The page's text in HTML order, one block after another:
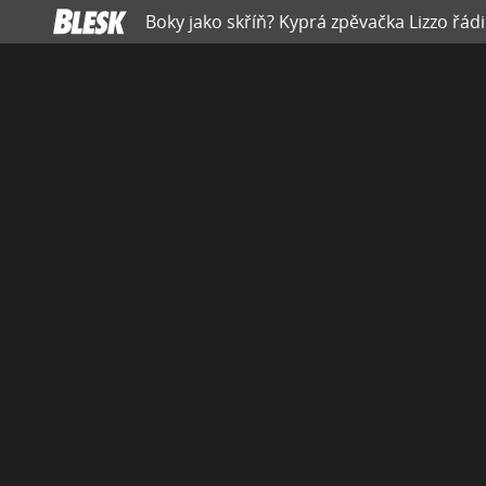
Boky jako skříň? Kyprá zpěvačka Lizzo